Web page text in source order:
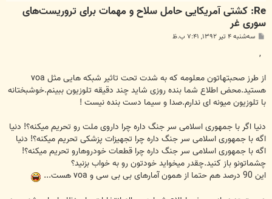
Re: کشتی آمریکایی حامل سلاح و مهمات برای تروریست‌های
سوری غر
سه‌شنبه ۴ تیر ۱۳۹۲, ۷:۴۱ ب.ظ
,
از طرز صحبتهاتون معلومه که به شدت تحت تاثیر شبکه هایی مثل voa
هستید.محض اطلاع شما بنده روزی شاید چند دقیقه تلوزیون ببینم.خوشبختانه
با تلوزیون میونه ای ندارم.صدا و سیما دست بنده نیست !
دنیا اگر با جمهوری اسلامی سر جنگ داره چرا داروی ملت رو تحریم میکنه؟! دنیا
اگه با جمهوری اسلامی سر جنگ داره چرا تجهیزات پزشکی تحریم میکنه؟! دنیا
اگه با جمهوری اسلامی سر جنگ داره چرا قطعات خودروهارو تحریم میکنه؟!
چشماتونو باز کنید.چقدر میخواید خودتون رو به خواب بزنید؟
این 90 درصد هم حتما از همون آمارهای بی بی سی و voa هست...